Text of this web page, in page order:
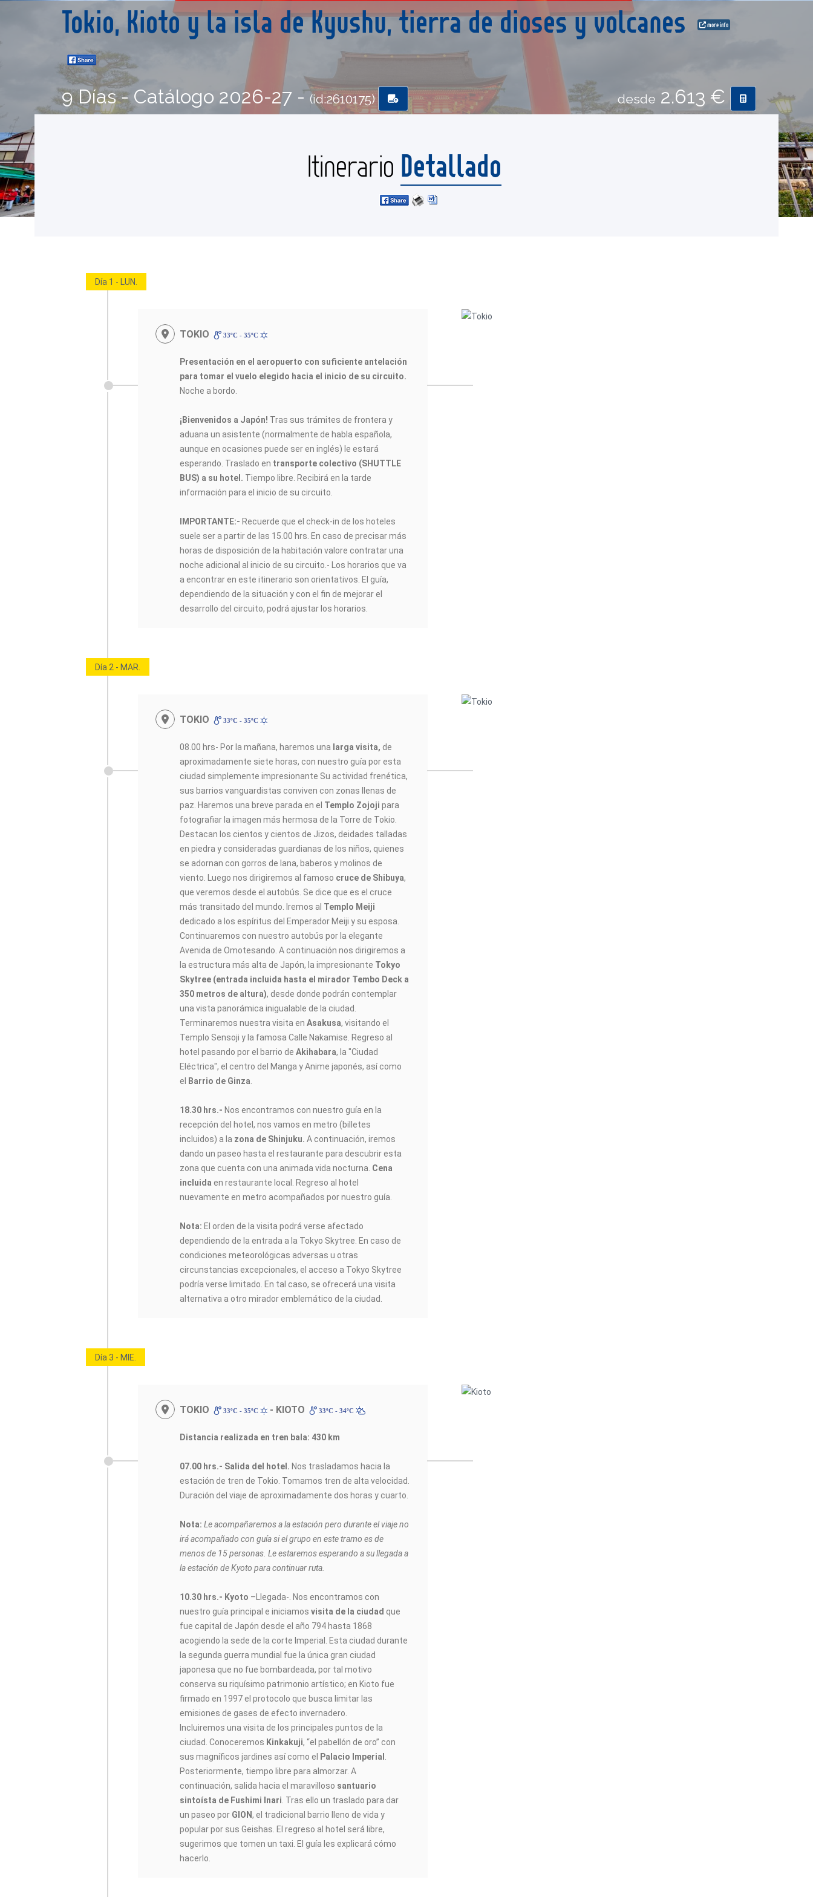
Tokio, Kioto y la isla de Kyushu, tierra de dioses y volcanes more info
9 Días - Catálogo 2026-27 -(id:2610175) desde 2.613 €
Itinerario Detallado
Día 1 - LUN.
TOKIO 33ºC - 35ºC
Presentación en el aeropuerto con suficiente antelación
para tomar el vuelo elegido hacia el inicio de su circuito.
Noche a bordo.
¡Bienvenidos a Japón! Tras sus trámites de frontera y
aduana un asistente (normalmente de habla española,
aunque en ocasiones puede ser en inglés) le estará
esperando. Traslado en transporte colectivo (SHUTTLE
BUS) a su hotel. Tiempo libre. Recibirá en la tarde
información para el inicio de su circuito.
IMPORTANTE:- Recuerde que el check-in de los hoteles
suele ser a partir de las 15.00 hrs. En caso de precisar más
horas de disposición de la habitación valore contratar una
noche adicional al inicio de su circuito.- Los horarios que va
a encontrar en este itinerario son orientativos. El guía,
dependiendo de la situación y con el fin de mejorar el
desarrollo del circuito, podrá ajustar los horarios.
Día 2 - MAR.
TOKIO 33ºC - 35ºC
08.00 hrs- Por la mañana, haremos una larga visita, de
aproximadamente siete horas, con nuestro guía por esta
ciudad simplemente impresionante Su actividad frenética,
sus barrios vanguardistas conviven con zonas llenas de
paz. Haremos una breve parada en el Templo Zojojipara
fotografiar la imagen más hermosa de la Torre de Tokio.
Destacan los cientos y cientos de Jizos, deidades talladas
en piedra y consideradas guardianas de los niños, quienes
se adornan con gorros de lana, baberos y molinos de
viento. Luego nos dirigiremos al famoso cruce de Shibuya,
que veremos desde el autobús. Se dice que es el cruce
más transitado del mundo. Iremos al Templo Meiji
dedicado a los espíritus del Emperador Meiji y su esposa.
Continuaremos con nuestro autobús por la elegante
Avenida de Omotesando. A continuación nos dirigiremos a
la estructura más alta de Japón, la impresionante Tokyo
Skytree (entrada incluida hasta el mirador Tembo Deck a
350 metros de altura), desde donde podrán contemplar
una vista panorámica inigualable de la ciudad.
Terminaremos nuestra visita enAsakusa, visitando el
Templo Sensoji y la famosa Calle Nakamise. Regreso al
hotel pasando por el barrio deAkihabara, la "Ciudad
Eléctrica", el centro del Manga y Anime japonés, así como
el
Barrio de Ginza.
18.30 hrs.- Nos encontramos con nuestro guía en la
recepción del hotel, nos vamos en metro (billetes
incluidos) a la zona de Shinjuku. A continuación, iremos
dando un paseo hasta el restaurante para descubrir esta
zona que cuenta con una animada vida nocturna. Cena
incluida en restaurante local. Regreso al hotel
nuevamente en metro acompañados por nuestro guía.
Nota: El orden de la visita podrá verse afectado
dependiendo de la entrada a la Tokyo Skytree. En caso de
condiciones meteorológicas adversas u otras
circunstancias excepcionales, el acceso a Tokyo Skytree
podría verse limitado. En tal caso, se ofrecerá una visita
alternativa a otro mirador emblemático de la ciudad.
Día 3 - MIE.
TOKIO 33ºC - 35ºC - KIOTO 33ºC - 34ºC
Distancia realizada en tren bala: 430 km
07.00 hrs.- Salida del hotel. Nos trasladamos hacia la
estación de tren de Tokio. Tomamos tren de alta velocidad.
Duración del viaje de aproximadamente dos horas y cuarto.
Nota:Le acompañaremos a la estación pero durante el viaje no
irá acompañado con guía si el grupo en este tramo es de
menos de 15 personas. Le estaremos esperando a su llegada a
la estación de Kyoto para continuar ruta.
10.30 hrs.- Kyoto –Llegada-. Nos encontramos con
nuestro guía principal e iniciamos visita de la ciudad que
fue capital de Japón desde el año 794 hasta 1868
acogiendo la sede de la corte Imperial. Esta ciudad durante
la segunda guerra mundial fue la única gran ciudad
japonesa que no fue bombardeada, por tal motivo
conserva su riquísimo patrimonio artístico; en Kioto fue
firmado en 1997 el protocolo que busca limitar las
emisiones de gases de efecto invernadero.
Incluiremos una visita de los principales puntos de la
ciudad. Conoceremos Kinkakuji, “el pabellón de oro” con
sus magníficos jardines así como el
Palacio Imperial .
Posteriormente, tiempo libre para almorzar. A
continuación, salida hacia el maravilloso santuario
sintoísta de Fushimi Inari. Tras ello un traslado para dar
un paseo por GION, el tradicional barrio lleno de vida y
popular por sus Geishas. El regreso al hotel será libre,
sugerimos que tomen un taxi. El guía les explicará cómo
hacerlo.